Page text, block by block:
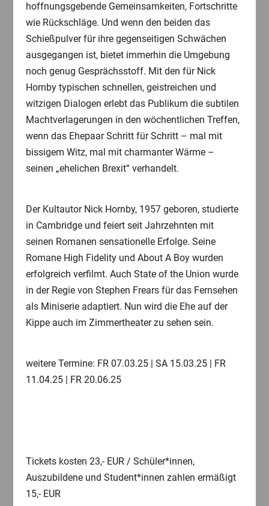
hoffnungsgebende Gemeinsamkeiten, Fortschritte
wie Rückschläge. Und wenn den beiden das
Schießpulver für ihre gegenseitigen Schwächen
ausgegangen ist, bietet immerhin die Umgebung
noch genug Gesprächsstoff. Mit den für Nick
Hornby typischen schnellen, geistreichen und
witzigen Dialogen erlebt das Publikum die subtilen
Machtverlagerungen in den wöchentlichen Treffen,
wenn das Ehepaar Schritt für Schritt – mal mit
bissigem Witz, mal mit charmanter Wärme –
seinen „ehelichen Brexit“ verhandelt.
Der Kultautor Nick Hornby, 1957 geboren, studierte
in Cambridge und feiert seit Jahrzehnten mit
seinen Romanen sensationelle Erfolge. Seine
Romane High Fidelity und About A Boy wurden
erfolgreich verfilmt. Auch State of the Union wurde
in der Regie von Stephen Frears für das Fernsehen
als Miniserie adaptiert. Nun wird die Ehe auf der
Kippe auch im Zimmertheater zu sehen sein.
weitere Termine: FR 07.03.25 | SA 15.03.25 | FR
11.04.25 | FR 20.06.25
Tickets kosten 23,- EUR / Schüler*innen,
Auszubildene und Student*innen zahlen ermäßigt
15,- EUR